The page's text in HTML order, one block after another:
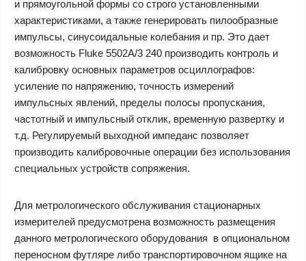
и прямоугольной формы со строго установленными
характеристиками, а также генерировать пилообразные
импульсы, синусоидальные колебания и пр. Это дает
возможность Fluke 5502A/3 240 производить контроль и
калибровку основных параметров осциллографов:
усиление по напряжению, точность измерений
импульсных явлений, пределы полосы пропускания,
частотный и импульсный отклик, временную развертку и
т.д. Регулируемый выходной импеданс позволяет
производить калибровочные операции без использования
специальных устройств сопряжения.
Для метрологического обслуживания стационарных
измерителей предусмотрена возможность размещения
данного метрологического оборудования в опциональном
переносном футляре либо транспортировочном ящике на